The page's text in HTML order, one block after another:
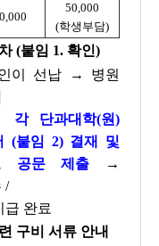
50,000
(학생부담)
(붙임 1. 확인)
이 선납 → 병원
각 단과대학(원)
(붙임 2) 결재
및
공문 제출
→
/
완료
구비 서류 안내